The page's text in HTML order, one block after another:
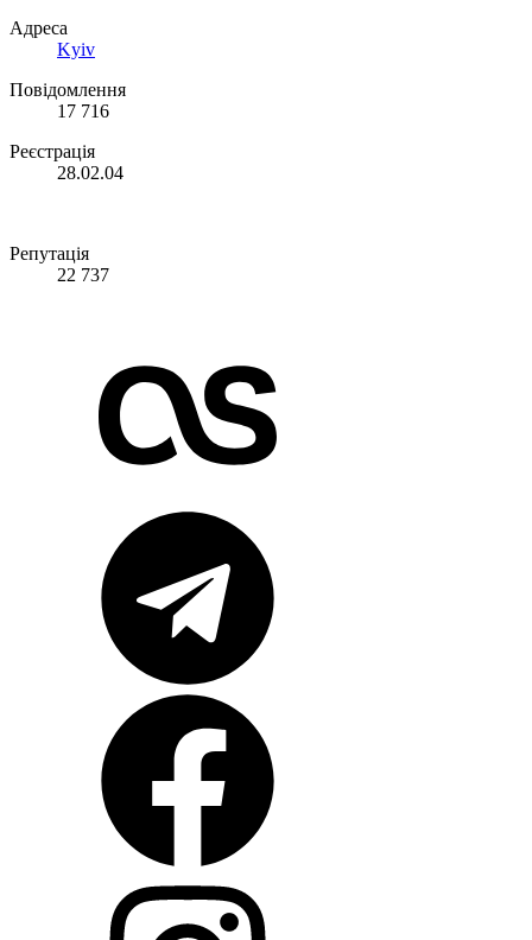
Адреса
Kyiv
Повідомлення
17 716
Реєстрація
28.02.04
Репутація
22 737